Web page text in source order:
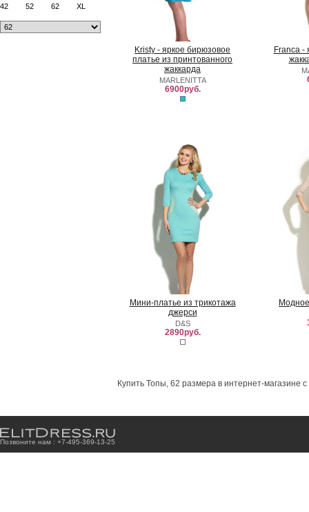
42
52 62 XL
Kristy - яркое бирюзовое
платье из принтованного
жаккарда
MARLENITTA
6900руб.
Franca -
Мини-платье из трикотажа
джерси
D&S
2890руб.
Купить Топы, 62 размера в интернет-магазине
Позвоните нам : +7-495-369-13-25